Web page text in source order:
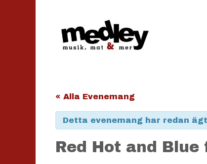
« Alla Evenemang
Detta evenemang har redan
Red Hot and Blue